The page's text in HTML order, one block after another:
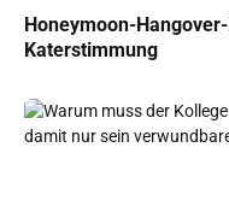
Honeymoon-
Katerstimmung